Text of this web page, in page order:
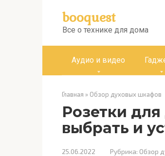
booquest
Все о технике для дома
Аудио и видео
Главная » Обзор духовых шкафов
Розетки
выбрать и
25.06.2022 Рубрика: Обзор